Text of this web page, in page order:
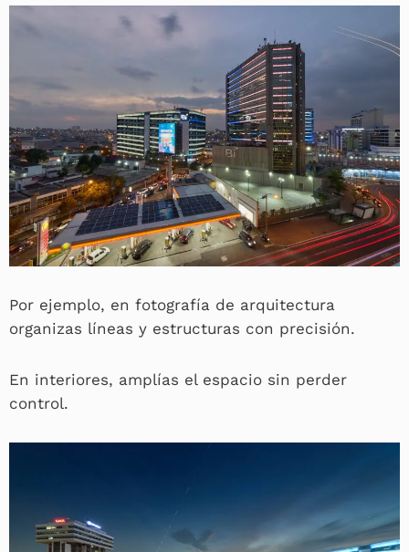
Por ejemplo, en fotografía de arquitectura
organizas líneas y estructuras con precisión.
En interiores, amplías el espacio sin perder
control.